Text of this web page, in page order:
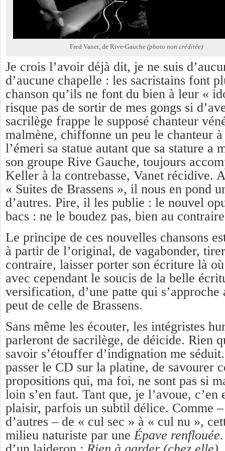
Fred Vanet, de Rive-Gauche (photo non créditée)
Je crois l’avoir déjà dit, je ne suis
d’aucune chapelle : les sacristains font
chanson qu’ils ne font du bien à leur «
risque pas de sortir de mes gongs si
sacrilège frappe le supposé chanteur
malmène, chiffonne un peu le chanteur
l’émeri sa statue autant que sa stature a
son groupe Rive Gauche, toujours
Keller à la contrebasse, Vanet récidive.
« Suites de Brassens », il nous en pond
d’autres. Pire, il les publie : le nouvel
bacs : ne le boudez pas, bien au
Le principe de ces nouvelles chansons
à partir de l’original, de vagabonder,
contraire, laisser porter son écriture là
avec cependant le soucis de la belle
versification, d’une patte qui s’approche
peut de celle de Brassens.
Sans même les écouter, les intégristes
parleront de sacrilège, de déicide. Rien
savoir s’étouffer d’indignation me
passer le CD sur la platine, de savourer
propositions qui, ma foi, ne sont pas si
loin s’en faut. Tant que, je l’avoue, c’en
plaisir, parfois un subtil délice. Comme
d’autres – de « cul sec » à « cul nu »,
milieu naturiste par une Épave renflouée